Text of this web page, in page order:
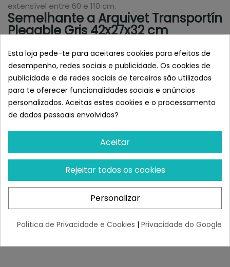
extensível entre 60 e 110 cm.
Semelhante a Arquivet Transportín
Plegable Gris 42x27x32 cm
Arquivet Bolsa De Viaje
Arquivet Transportín
Avión
Esta loja pede-te para aceitares cookies para efeitos de
desempenho, redes sociais e publicidade. Os cookies de
publicidade e de redes sociais de terceiros são utilizados
para te oferecer funcionalidades sociais e anúncios
personalizados. Aceitas estes cookies e o processamento
de dados pessoais envolvidos?
Aceitar
Rejeitar todos os cookies
Personalizar
Política de Privacidade e Cookies | Privacidade do Google